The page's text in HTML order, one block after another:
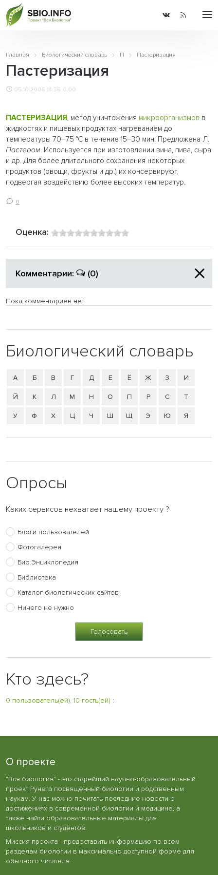
Главная Биологический словарь П Пастеризация
Пастеризация
05.10.2006 14:36 0.00
ПАСТЕРИЗАЦИЯ, метод уничтожения микроорганизмов в
жидкостях и пищевых продуктах нагреванием до
температуры 70–75 °C в течение 15–30 мин. Предложена Л.
Пастером. Используется при изготовлении вина, пива, сыра
и др. Для более длительного сохранения некоторых
продуктов (овощи, фрукты и др.) их консервируют,
подвергая воздействию более высоких температур.
0
Оценка:
Комментарии: (0)
Пока комментариев нет
Биологический словарь
А Б В Г Д Е Ё Ж З И
Й К Л М Н О П Р С Т
У Ф Х Ц Ч Ш Щ Э Ю Я
Опросы
Каких сервисов нехватает нашему проекту ?
Блоги пользователей
Фотогалерея
Био.Энциклопедия
Библиотека
Каталог биологических сайтов
Ничего не нужно
Кто здесь?
0 пользователь(ей), 10 гость(ей) :
О проекте
"Вся биология" - это старейший научно-образовательный
проект Рунета посвященный биологии и родственным
наукам. У нас можно почитать последние новости о
достижениях в современной биологии и медицине, а
также найти образовательные материалы для
школьников и студентов.
Миссия проекта - предоставить информацию по всем
разделам биологии в максимально доступной форме для
обычного читателя.